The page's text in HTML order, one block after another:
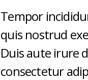
Tempor
quis nostrud
Duis aute irure
consectetur